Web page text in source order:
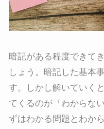
暗記がある程度できて
しょう。暗記した基本
す。しかし解いていく
てくるのが『わからな
ずはわかる問題とわか